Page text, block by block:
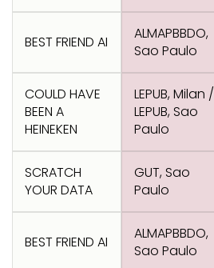
BEST FRIEND AI
ALMAPBBDO,
Sao Paulo
COULD HAVE
BEEN A
HEINEKEN
LEPUB, Milan /
LEPUB, Sao
Paulo
SCRATCH
YOUR DATA
GUT, Sao
Paulo
BEST FRIEND AI
ALMAPBBDO,
Sao Paulo